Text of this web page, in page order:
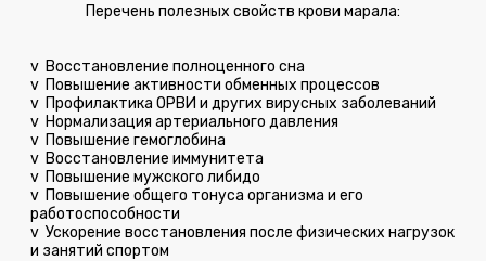
Перечень полезных свойств крови марала:
v Восстановление полноценного сна
v Повышение активности обменных процессов
v Профилактика ОРВИ и других вирусных заболеваний
v Нормализация артериального давления
v Повышение гемоглобина
v Восстановление иммунитета
v Повышение мужского либидо
v Повышение общего тонуса организма и его
работоспособности
v Ускорение восстановления после физических нагрузок
и занятий спортом